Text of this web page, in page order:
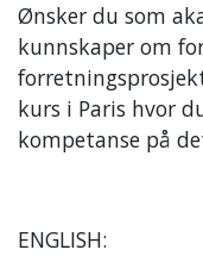
Ønsker du som
kunnskaper om
kurs i Paris hvor
kompetanse på
ENGLISH: